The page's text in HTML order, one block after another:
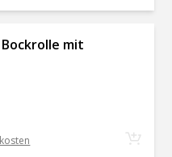
Bockrolle mit